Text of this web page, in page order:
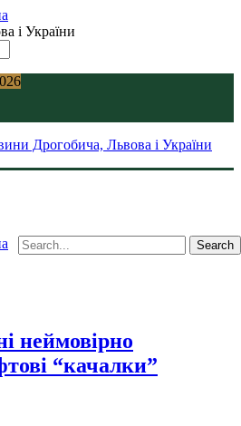
і України
Дрогобича, Львова і України
неймовірно
“качалки”